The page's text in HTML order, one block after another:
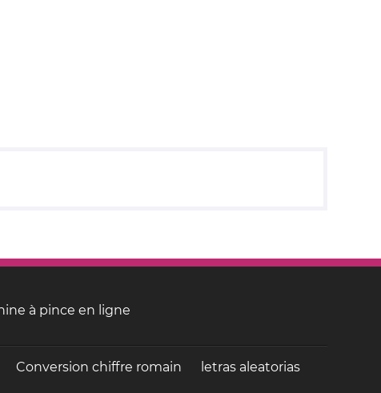
à pince en ligne
Conversion chiffre romain letras aleatorias